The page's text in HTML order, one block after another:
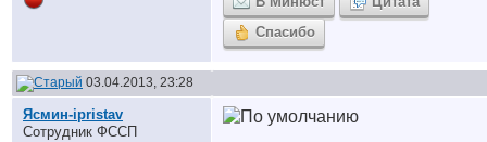
Спасибо
03.04.2013, 23:28
Ясмин-ipristav
Сотрудник ФССП